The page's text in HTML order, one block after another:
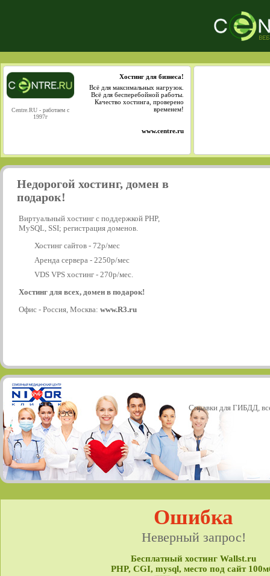
Centre.RU - работаем с
1997г
Хостинг для бизнеса!
Всё для максимальных нагрузок.
Всё для бесперебойной работы.
Качество хостинга, проверено
временем!
www.centre.ru
Недорогой хостинг, домен в
подарок!
Виртуальный хостинг с поддержкой PHP,
MySQL, SSI; регистрация доменов.
Хостинг сайтов - 72р/мес
Аренда сервера - 2250р/мес
VDS VPS хостинг - 270р/мес.
Хостинг для всех, домен в подарок!
Офис - Россия, Москва: www.R3.ru
Справки для ГИБДД,
Ошибка
Неверный запрос!
Бесплатный хостинг Wallst.ru
PHP, CGI, mysql, место под сайт